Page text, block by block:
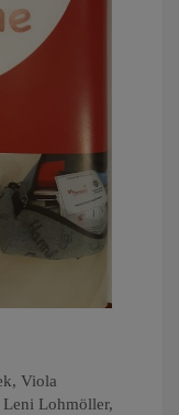
Viola
Leni Lohmöller,